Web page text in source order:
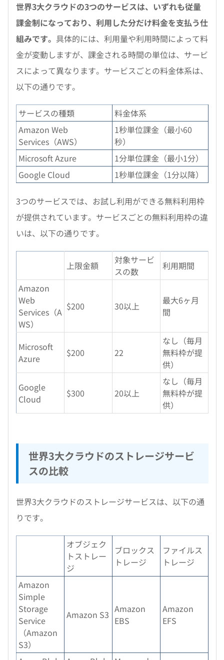
世界3大クラウドの3つのサービスは、いずれも従量
課金制になっており、利用した分だけ料金を支払う仕
組みです。 具体的には、利用量や利用時間によって料
金が変動しますが、課金される時間の単位は、サービ
スによって異なります。サービスごとの料金体系は、
以下の通りです。
サービスの種類
料金体系
Amazon Web
Services（AWS）
1秒単位課金（最小60
秒）
Microsoft Azure
1分単位課金（最小1分）
Google Cloud
1秒単位課金（1分以降）
3つのサービスでは、お試し利用ができる無料利用枠
が提供されています。サービスごとの無料利用枠の違
いは、以下の通りです。
上限金額
対象サービ
スの数
利用期間
Amazon
Web
Services（A
WS）
$200 30以上
最大6ヶ月
間
Microsoft
Azure
$200 22
なし（毎月
無料枠が提
供）
Google
Cloud
$300 20以上
なし（毎月
無料枠が提
供）
世界3大クラウドのストレージサービ
スの比較
世界3大クラウドのストレージサービスは、以下の通
りです。
オブジェク
トストレー
ジ
ブロックス
トレージ
ファイルス
トレージ
Amazon
Simple
Storage
Service
（Amazon
S3）
Amazon S3 Amazon
EBS
Amazon
EFS